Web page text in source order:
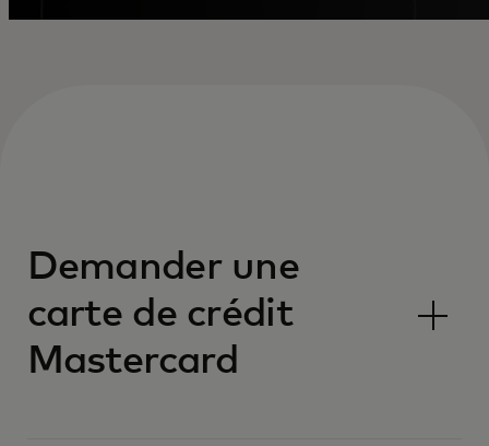
Demander une
carte de crédit
Mastercard